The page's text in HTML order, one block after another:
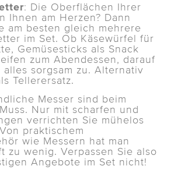
: Die Oberflächen Ihrer
Ihnen am Herzen? Dann
am besten gleich mehrere
im Set. Ob Käsewürfel für
Gemüsesticks als Snack
zum Abendessen, darauf
sorgsam zu. Alternativ
Tellerersatz.
Messer sind beim
Nur mit scharfen und
verrichten Sie mühelos
praktischem
wie Messern hat man
zu wenig. Verpassen Sie also
Angebote im Set nicht!